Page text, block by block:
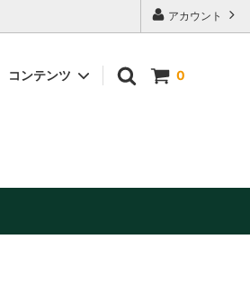
アカウント
0
コンテンツ